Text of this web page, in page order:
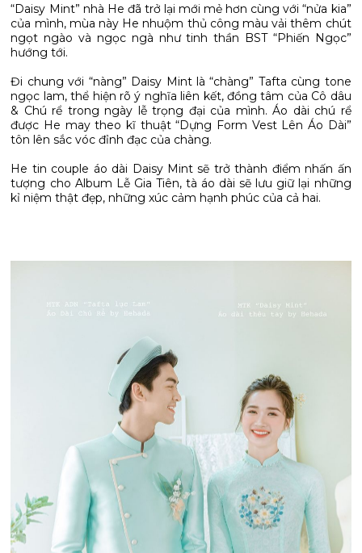
“Daisy Mint” nhà He đã trở lại mới mẻ hơn cùng với “nửa kia”
của mình, mùa này He nhuộm thủ công màu vải thêm chút
ngọt ngào và ngọc ngà như tinh thần BST “Phiến Ngọc”
hướng tới.
Đi chung với “nàng” Daisy Mint là “chàng” Tafta cùng tone
ngọc lam, thể hiện rõ ý nghĩa liên kết, đồng tâm của Cô dâu
& Chú rể trong ngày lễ trọng đại của mình. Áo dài chú rể
được He may theo kĩ thuật “Dựng Form Vest Lên Áo Dài”
tôn lên sắc vóc đỉnh đạc của chàng.
He tin couple áo dài Daisy Mint sẽ trở thành điểm nhấn ấn
tượng cho Album Lễ Gia Tiên, tà áo dài sẽ lưu giữ lại những